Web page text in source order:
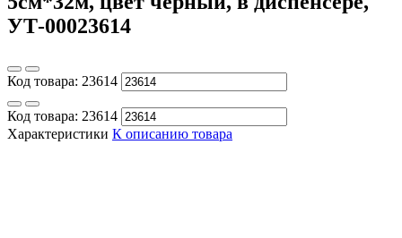
УТ-00023614
Код товара: 23614
Код товара: 23614
Характеристики К описанию товара